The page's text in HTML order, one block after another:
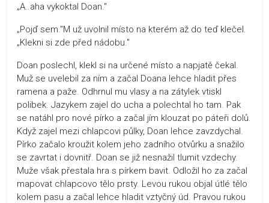
„A..aha vykoktal Doan."
„Pojď sem."M už uvolnil místo na kterém až do teď klečel.
„Klekni si zde před nádobu."
Doan poslechl, klekl si na určené místo a napjatě čekal.
Muž se uvelebil za ním a začal Doana lehce hladit přes
ramena a paže. Odhrnul mu vlasy a na zátylek vtiskl
polibek. Jazykem zajel do ucha a polechtal ho tam. Pak
se natáhl pro nové pírko a začal jím klouzat po páteři dolů.
Když zajel mezi chlapcovi půlky, Doan lehce zavzdychal.
Pírko začalo kroužit kolem jeho zadního otvůrku a snažilo
se zavrtat i dovnitř. Doan se již nesnažil tlumit vzdechy.
Muže však přestala hra s pírkem bavit. Odložil ho za začal
mapovat chlapcovo tělo prsty. Levou rukou objal útlé tělo
kolem pasu a začal lehce hladit vztyčný úd. Pravou rukou